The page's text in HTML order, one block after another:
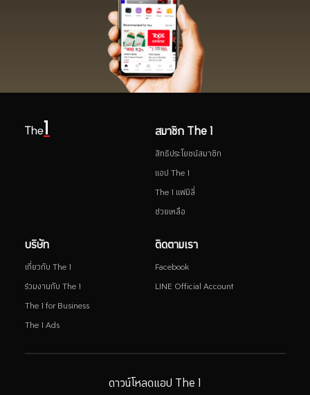
สมาชิก The 1
สิทธิประโยชน์สมาชิก
แอป The 1
The 1 แฟมิลี่
ช่วยเหลือ
บริษัท
เกี่ยวกับ The 1
ร่วมงานกับ The 1
The 1 for Business
The 1 Ads
ติดตามเรา
Facebook
LINE Official Account
ดาวน์โหลดแอป The 1